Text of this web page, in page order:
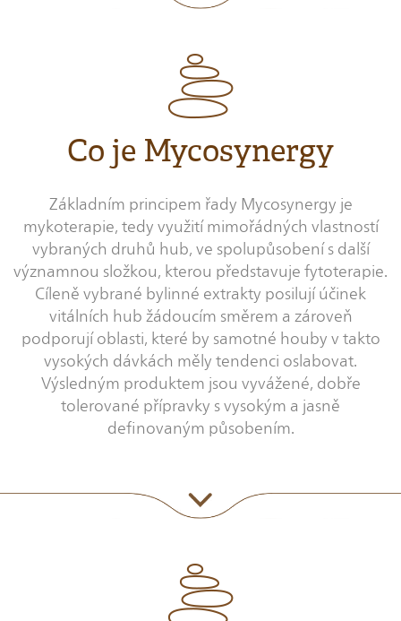
Co je Mycosynergy
Základním principem řady Mycosynergy je
mykoterapie, tedy využití mimořádných vlastností
vybraných druhů hub, ve spolupůsobení s další
významnou složkou, kterou představuje fytoterapie.
Cíleně vybrané bylinné extrakty posilují účinek
vitálních hub žádoucím směrem a zároveň
podporují oblasti, které by samotné houby v takto
vysokých dávkách měly tendenci oslabovat.
Výsledným produktem jsou vyvážené, dobře
tolerované přípravky s vysokým a jasně
definovaným působením.